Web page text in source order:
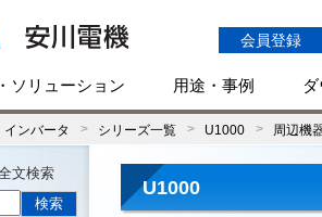
会員登録
ソリューション 用途・事例
インバータ シリーズ一覧 U1000 周辺機
U1000
文検索